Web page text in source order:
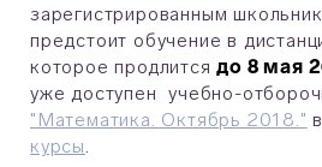
зарегистрированным
предстоит обучение в
которое продлитсядо 8 мая
уже доступен учебно-
"Математика. Октябрь 2018."
курсы.